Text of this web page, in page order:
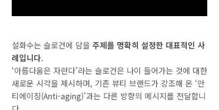
설화수는 슬로건에 담을 주제를 명확히 설정한 대표적인 사
례입니다.
‘아름다움은 자란다’라는 슬로건은 나이 들어가는 것에 대한
새로운 시각을 제시하며, 기존 뷰티 브랜드가 강조해 온 ‘안
티에이징(Anti-aging)’과는 다른 방향의 메시지를 전달합니